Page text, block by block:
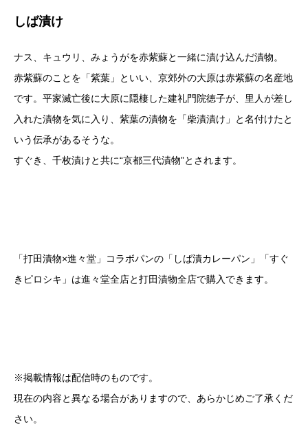
しば漬け
ナス、キュウリ、みょうがを赤紫蘇と一緒に漬け込んだ漬物。
赤紫蘇のことを「紫葉」といい、京郊外の大原は赤紫蘇の名産地
です。平家滅亡後に大原に隠棲した建礼門院徳子が、里人が差し
入れた漬物を気に入り、紫葉の漬物を「柴漬漬け」と名付けたと
いう伝承があるそうな。
すぐき、千枚漬けと共に“京都三代漬物”とされます。
「打田漬物×進々堂」コラボパンの「しば漬カレーパン」「すぐ
きピロシキ」は進々堂全店と打田漬物全店で購入できます。
※掲載情報は配信時のものです。
現在の内容と異なる場合がありますので、あらかじめご了承くだ
さい。